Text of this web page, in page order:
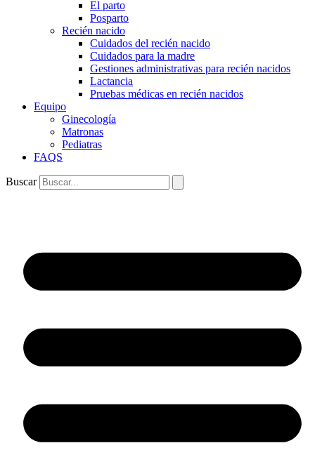
El parto
Posparto
Recién nacido
Cuidados del recién nacido
Cuidados para la madre
Gestiones administrativas para recién nacidos
Lactancia
Pruebas médicas en recién nacidos
Equipo
Ginecología
Matronas
Pediatras
FAQS
Buscar